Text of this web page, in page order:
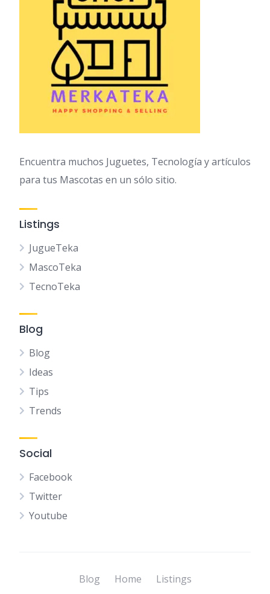
Encuentra muchos Juguetes, Tecnología y artículos
para tus Mascotas en un sólo sitio.
Listings
JugueTeka
MascoTeka
TecnoTeka
Blog
Blog
Ideas
Tips
Trends
Social
Facebook
Twitter
Youtube
Blog Home
Listings